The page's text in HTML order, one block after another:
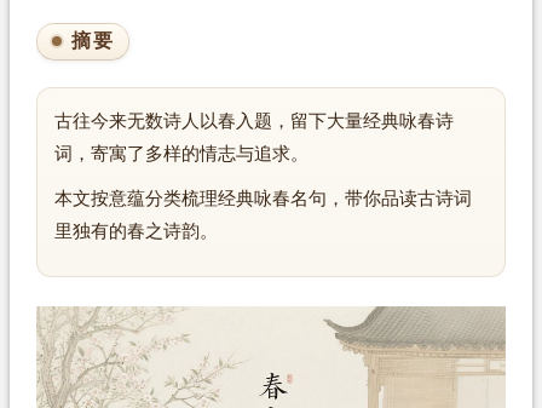
摘要
古往今来无数诗人以春入题，留下大量经典咏春诗
词，寄寓了多样的情志与追求。
本文按意蕴分类梳理经典咏春名句，带你品读古诗词
里独有的春之诗韵。